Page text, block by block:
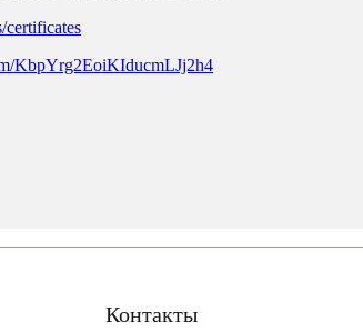
certificates
KbpYrg2EoiKIducmLJj2h4
Контакты